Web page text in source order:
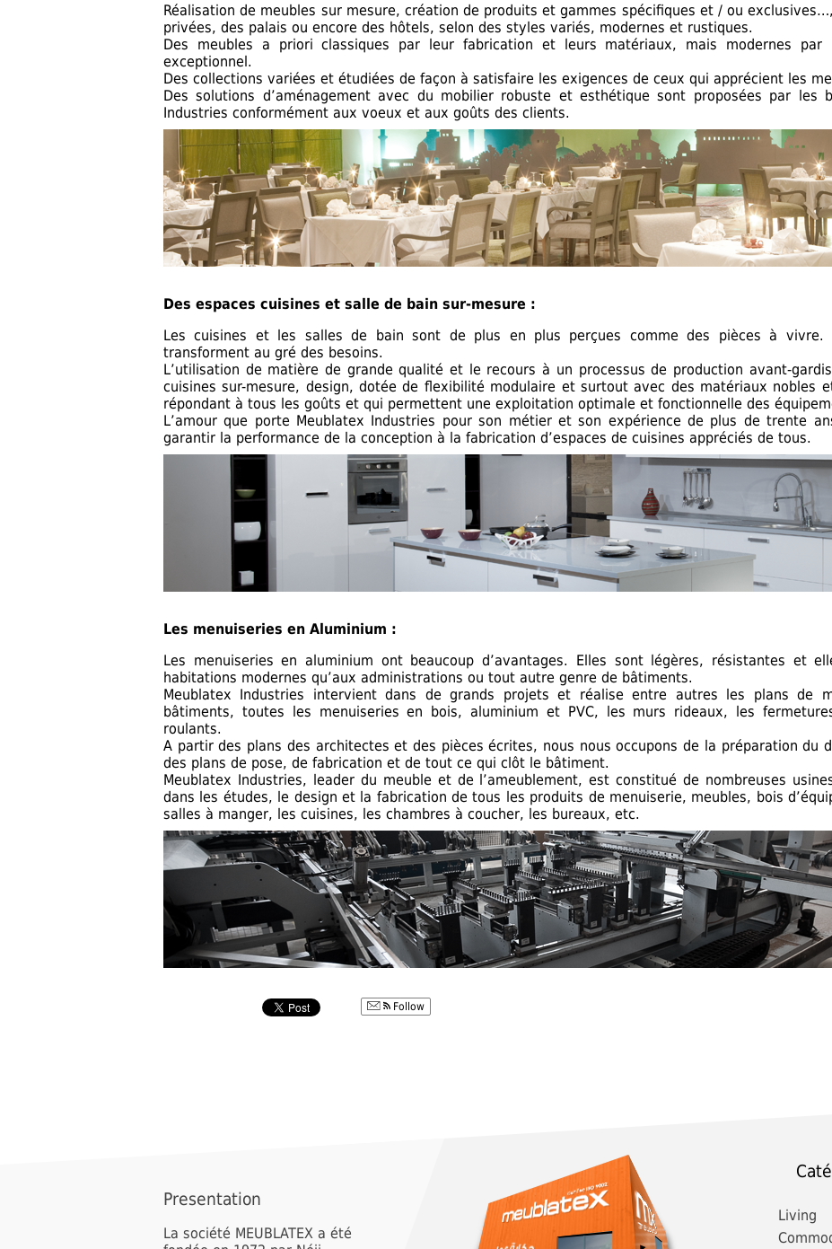
Réalisation de meubles sur mesure, création de produits et gammes spécifiques et / ou
privées, des palais ou encore des hôtels, selon des styles variés, modernes et rustiques.
Des meubles a priori classiques par leur fabrication et leurs matériaux, mais modernes
exceptionnel.
Des collections variées et étudiées de façon à satisfaire les exigences de ceux qui apprécient les
Des solutions d’aménagement avec du mobilier robuste et esthétique sont proposées par les
Industries conformément aux voeux et aux goûts des clients.
Des espaces cuisines et salle de bain sur-mesure :
Les cuisines et les salles de bain sont de plus en plus perçues comme des pièces à vivre.
transforment au gré des besoins.
L’utilisation de matière de grande qualité et le recours à un processus de production avant-
cuisines sur-mesure, design, dotée de flexibilité modulaire et surtout avec des matériaux nobles
répondant à tous les goûts et qui permettent une exploitation optimale et fonctionnelle des
L’amour que porte Meublatex Industries pour son métier et son expérience de plus de trente
garantir la performance de la conception à la fabrication d’espaces de cuisines appréciés de tous.
Les menuiseries en Aluminium :
Les menuiseries en aluminium ont beaucoup d’avantages. Elles sont légères, résistantes et
habitations modernes qu’aux administrations ou tout autre genre de bâtiments.
Meublatex Industries intervient dans de grands projets et réalise entre autres les plans de
bâtiments, toutes les menuiseries en bois, aluminium et PVC, les murs rideaux, les
roulants.
A partir des plans des architectes et des pièces écrites, nous nous occupons de la préparation du
des plans de pose, de fabrication et de tout ce qui clôt le bâtiment.
Meublatex Industries, leader du meuble et de l’ameublement, est constitué de nombreuses
dans les études, le design et la fabrication de tous les produits de menuiserie, meubles, bois
salles à manger, les cuisines, les chambres à coucher, les bureaux, etc.
Follow
Presentation
La société MEUBLATEX a été
Living